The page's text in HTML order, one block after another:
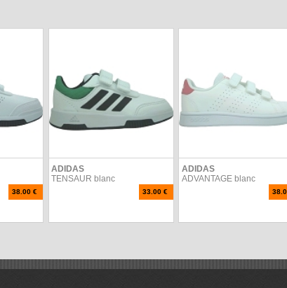
38.00 €
ADIDAS
TENSAUR blanc
33.00 €
ADIDAS
ADVANTAGE blanc